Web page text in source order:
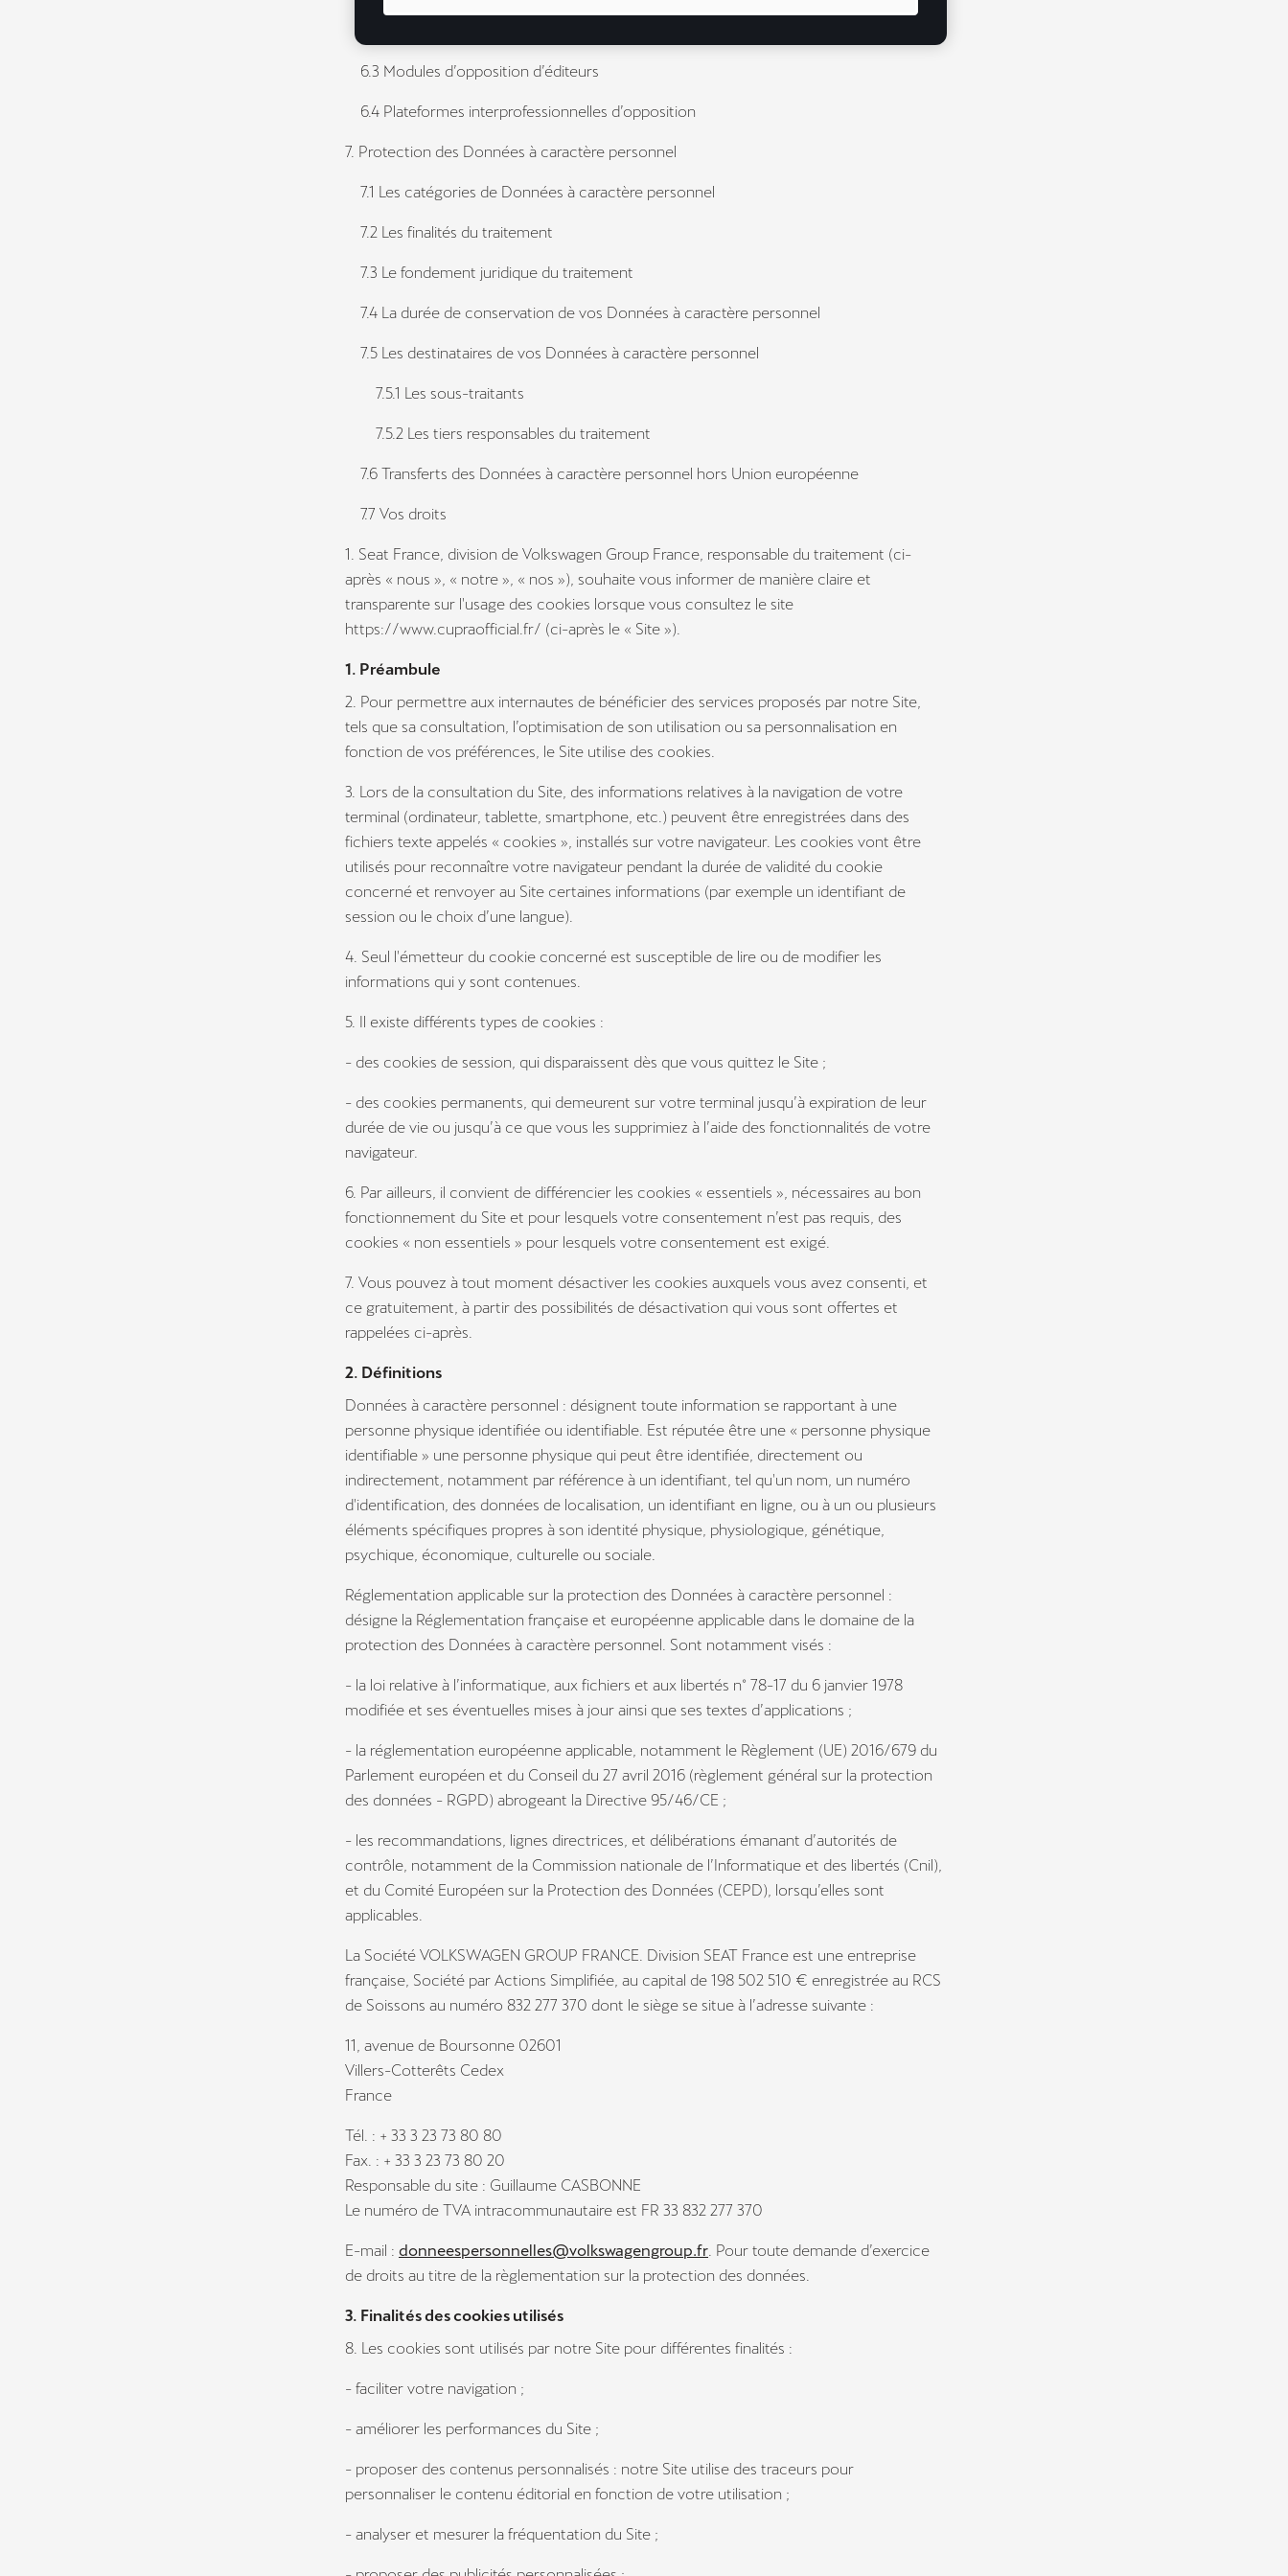
6.2 Paramétrage du logiciel de navigation
6.3 Modules d’opposition d’éditeurs
6.4 Plateformes interprofessionnelles d’opposition
7. Protection des Données à caractère personnel
7.1 Les catégories de Données à caractère personnel
7.2 Les finalités du traitement
7.3 Le fondement juridique du traitement
7.4 La durée de conservation de vos Données à caractère personnel
7.5 Les destinataires de vos Données à caractère personnel
7.5.1 Les sous-traitants
7.5.2 Les tiers responsables du traitement
7.6 Transferts des Données à caractère personnel hors Union européenne
7.7 Vos droits
1. Seat France, division de Volkswagen Group France, responsable du traitement (ci-
après « nous », « notre », « nos »), souhaite vous informer de manière claire et
transparente sur l'usage des cookies lorsque vous consultez le site
https://www.cupraofficial.fr/ (ci-après le « Site »).
1. Préambule
2. Pour permettre aux internautes de bénéficier des services proposés par notre Site,
tels que sa consultation, l’optimisation de son utilisation ou sa personnalisation en
fonction de vos préférences, le Site utilise des cookies.
3. Lors de la consultation du Site, des informations relatives à la navigation de votre
terminal (ordinateur, tablette, smartphone, etc.) peuvent être enregistrées dans des
fichiers texte appelés « cookies », installés sur votre navigateur. Les cookies vont être
utilisés pour reconnaître votre navigateur pendant la durée de validité du cookie
concerné et renvoyer au Site certaines informations (par exemple un identifiant de
session ou le choix d’une langue).
4. Seul l'émetteur du cookie concerné est susceptible de lire ou de modifier les
informations qui y sont contenues.
5. Il existe différents types de cookies :
- des cookies de session, qui disparaissent dès que vous quittez le Site ;
- des cookies permanents, qui demeurent sur votre terminal jusqu’à expiration de leur
durée de vie ou jusqu’à ce que vous les supprimiez à l’aide des fonctionnalités de votre
navigateur.
6. Par ailleurs, il convient de différencier les cookies « essentiels », nécessaires au bon
fonctionnement du Site et pour lesquels votre consentement n’est pas requis, des
cookies « non essentiels » pour lesquels votre consentement est exigé.
7. Vous pouvez à tout moment désactiver les cookies auxquels vous avez consenti, et
ce gratuitement, à partir des possibilités de désactivation qui vous sont offertes et
rappelées ci-après.
2. Définitions
Données à caractère personnel : désignent toute information se rapportant à une
personne physique identifiée ou identifiable. Est réputée être une « personne physique
identifiable » une personne physique qui peut être identifiée, directement ou
indirectement, notamment par référence à un identifiant, tel qu'un nom, un numéro
d'identification, des données de localisation, un identifiant en ligne, ou à un ou plusieurs
éléments spécifiques propres à son identité physique, physiologique, génétique,
psychique, économique, culturelle ou sociale.
Réglementation applicable sur la protection des Données à caractère personnel :
désigne la Réglementation française et européenne applicable dans le domaine de la
protection des Données à caractère personnel. Sont notamment visés :
- la loi relative à l’informatique, aux fichiers et aux libertés n° 78-17 du 6 janvier 1978
modifiée et ses éventuelles mises à jour ainsi que ses textes d’applications ;
- la réglementation européenne applicable, notamment le Règlement (UE) 2016/679 du
Parlement européen et du Conseil du 27 avril 2016 (règlement général sur la protection
des données - RGPD) abrogeant la Directive 95/46/CE ;
- les recommandations, lignes directrices, et délibérations émanant d’autorités de
contrôle, notamment de la Commission nationale de l’Informatique et des libertés (Cnil),
et du Comité Européen sur la Protection des Données (CEPD), lorsqu’elles sont
applicables.
La Société VOLKSWAGEN GROUP FRANCE. Division SEAT France est une entreprise
française, Société par Actions Simplifiée, au capital de 198 502 510 € enregistrée au RCS
de Soissons au numéro 832 277 370 dont le siège se situe à l’adresse suivante :
11, avenue de Boursonne 02601
Villers-Cotterêts Cedex
France
Tél. : + 33 3 23 73 80 80
Fax. : + 33 3 23 73 80 20
Responsable du site : Guillaume CASBONNE
Le numéro de TVA intracommunautaire est FR 33 832 277 370
E-mail : donneespersonnelles@volkswagengroup.fr. Pour toute demande d’exercice
de droits au titre de la règlementation sur la protection des données.
3. Finalités des cookies utilisés
8. Les cookies sont utilisés par notre Site pour différentes finalités :
- faciliter votre navigation ;
- améliorer les performances du Site ;
- proposer des contenus personnalisés : notre Site utilise des traceurs pour
personnaliser le contenu éditorial en fonction de votre utilisation ;
- analyser et mesurer la fréquentation du Site ;